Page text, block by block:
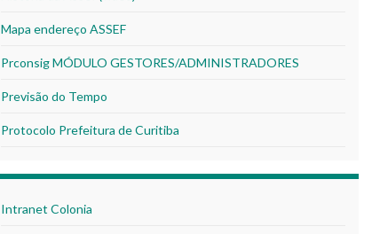
Mapa endereço ASSEF
Prconsig MÓDULO GESTORES/ADMINISTRADORES
Previsão do Tempo
Protocolo Prefeitura de Curitiba
Intranet Colonia